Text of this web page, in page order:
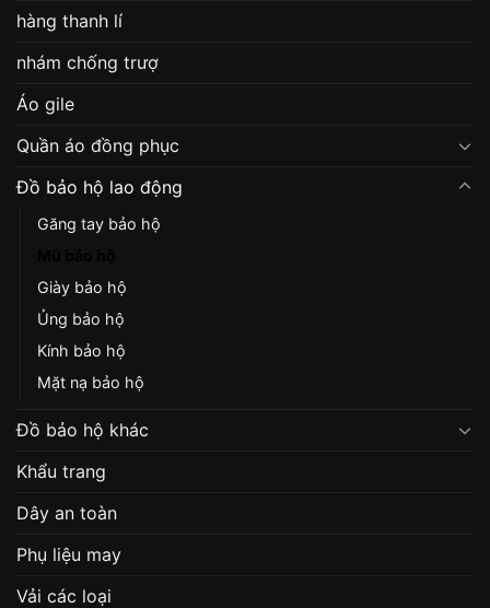
hàng thanh lí
nhám chống trượ
Áo gile
Quần áo đồng phục
Đồ bảo hộ lao động
Găng tay bảo hộ
Giày bảo hộ
Ủng bảo hộ
Kính bảo hộ
Mặt nạ bảo hộ
Đồ bảo hộ khác
Khẩu trang
Dây an toàn
Phụ liệu may
Vải các loại